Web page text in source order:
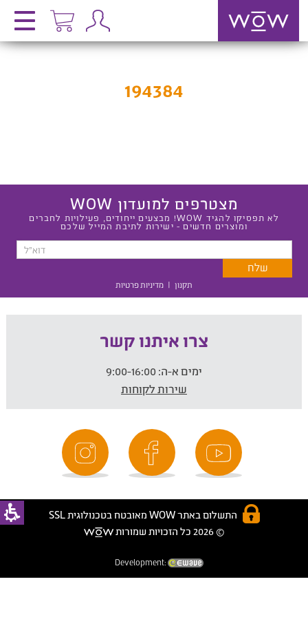
194384
מצטרפים למועדון WOW
לא תפסיקו להגיד WOW! מבצעים ייחודים, פעילויות לחברים
ומוצרים חדשים - ישירות לתיבת המייל שלכם
תקנון | מדיניות פרטיות
צרו איתנו קשר
ימים א-ה:
שירות לקוחות
התשלום באתר WOW מאובטח בטכנולוגית SSL
© 2026 כל הזכויות שמורות
Development: